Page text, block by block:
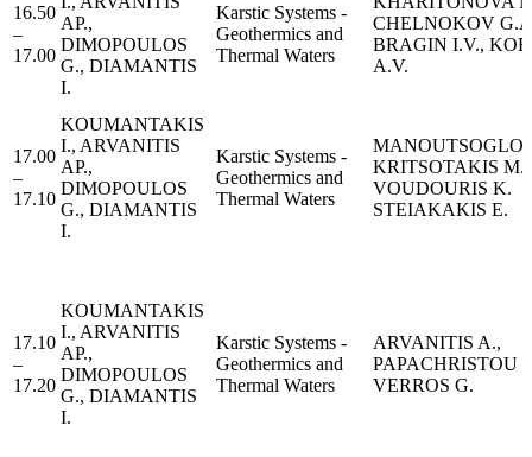
16.50
–
17.00
AP.,
DIMOPOULOS
G., DIAMANTIS
I.
Karstic Systems -
Geothermics and
Thermal Waters
CHELNOKOV
BRAGIN I.V.,
A.V.
17.00
–
17.10
KOUMANTAKIS
I., ARVANITIS
AP.,
DIMOPOULOS
G., DIAMANTIS
I.
Karstic Systems -
Geothermics and
Thermal Waters
KRITSOTAKIS M.,
VOUDOURIS K.
STEIAKAKIS E.
17.10
–
17.20
KOUMANTAKIS
I., ARVANITIS
AP.,
DIMOPOULOS
G., DIAMANTIS
I.
Karstic Systems -
Geothermics and
Thermal Waters
ARVANITIS A.,
PAPACHRISTOU
VERROS G.